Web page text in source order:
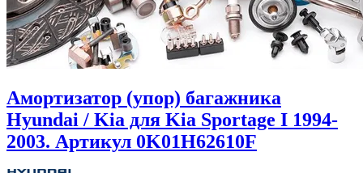
Амортизатор (упор) багажника
Hyundai / Kia для Kia Sportage I 1994-
2003. Артикул 0K01H62610F